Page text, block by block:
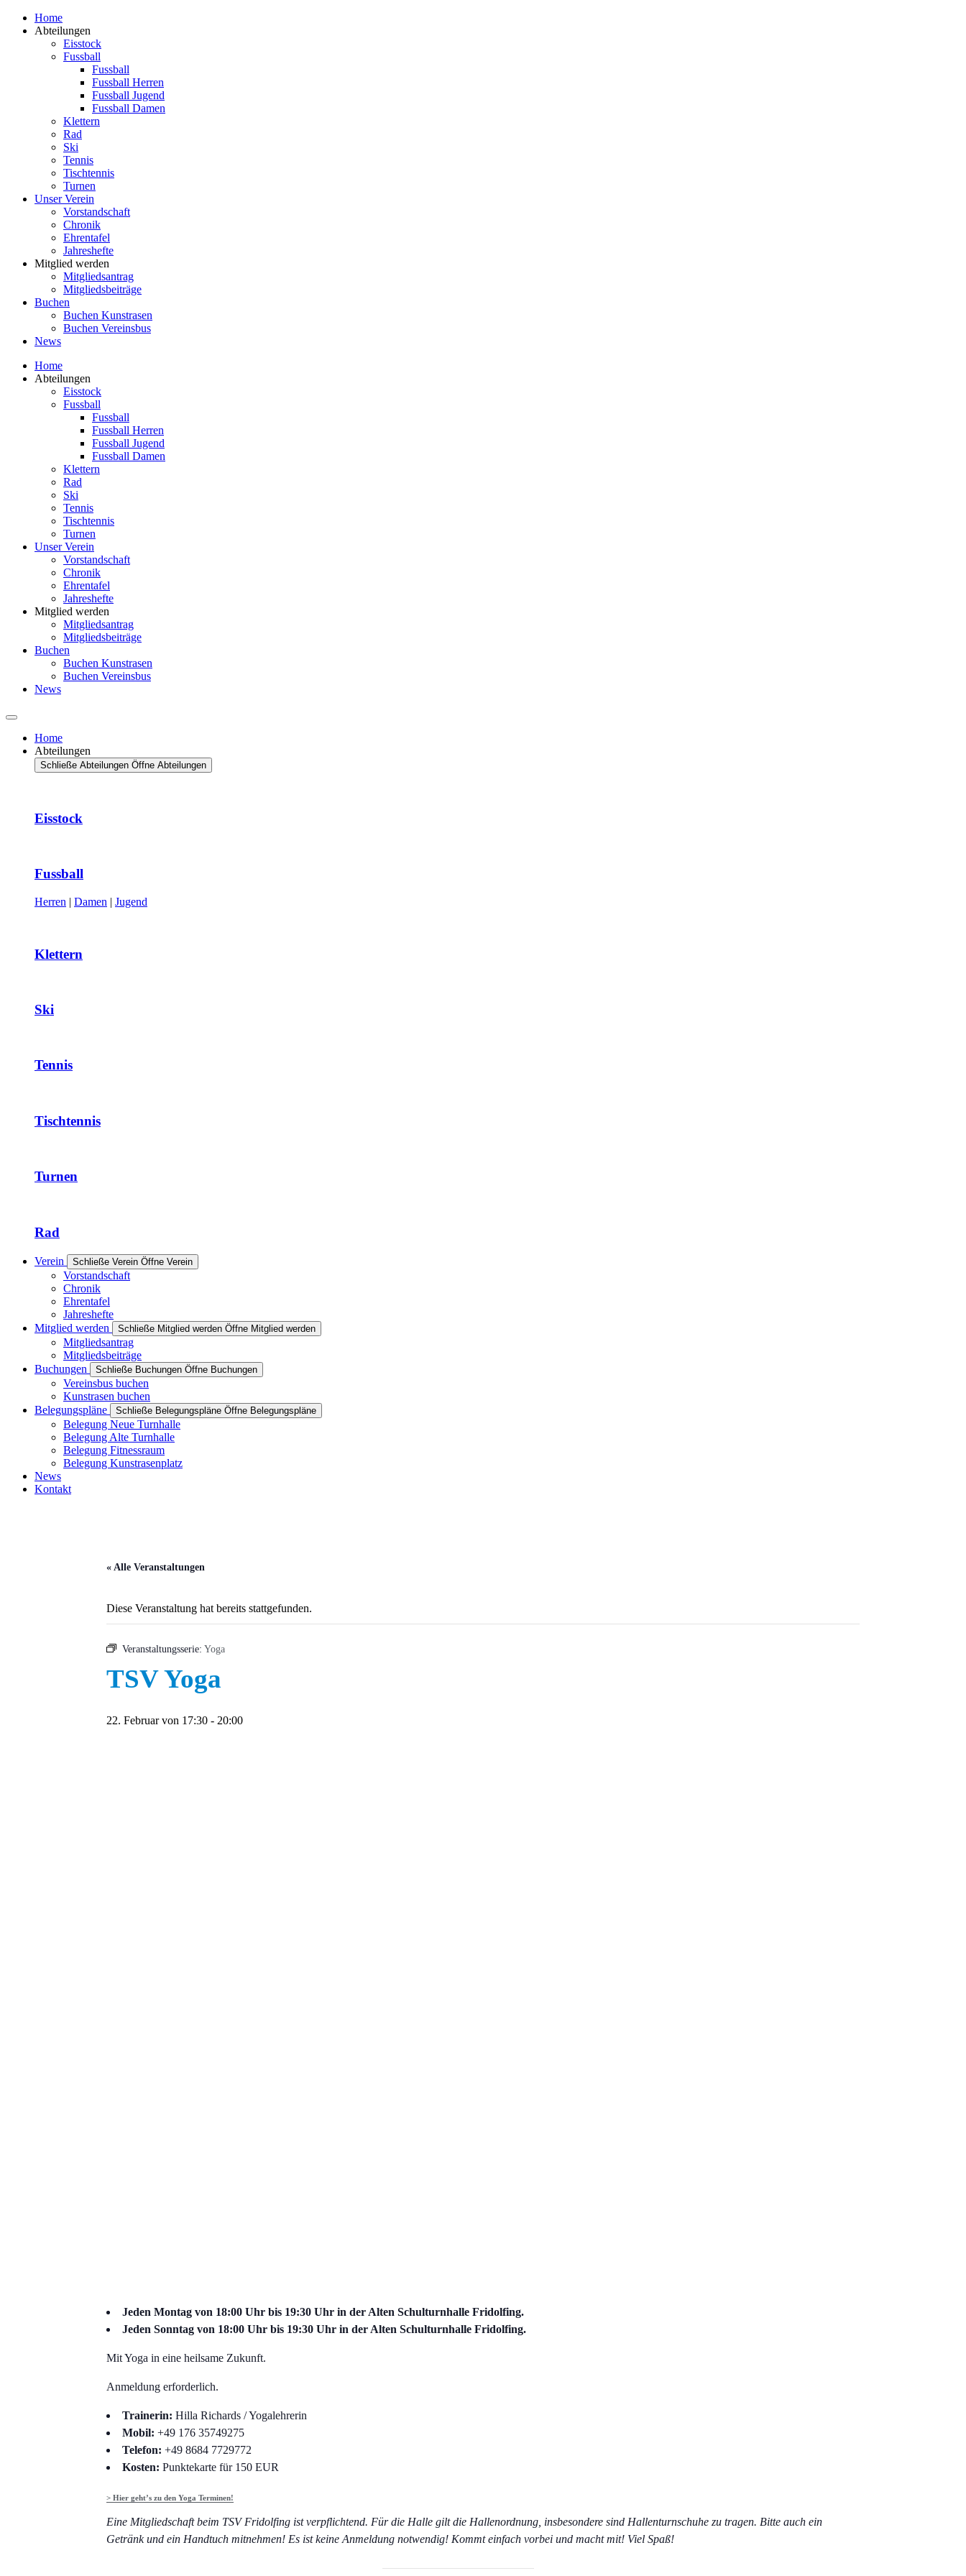
Zum
Inhalt
Home
Abteilungen
Eisstock
Fussball
Fussball
Fussball Herren
Fussball Jugend
Fussball Damen
Klettern
Rad
Ski
Tennis
Tischtennis
Turnen
Unser Verein
Vorstandschaft
Chronik
Ehrentafel
Jahreshefte
Mitglied werden
Mitgliedsantrag
Mitgliedsbeiträge
Buchen
Buchen Kunstrasen
Buchen Vereinsbus
News
Home
Abteilungen
Eisstock
Fussball
Fussball
Fussball Herren
Fussball Jugend
Fussball Damen
Klettern
Rad
Ski
Tennis
Tischtennis
Turnen
Unser Verein
Vorstandschaft
Chronik
Ehrentafel
Jahreshefte
Mitglied werden
Mitgliedsantrag
Mitgliedsbeiträge
Buchen
Buchen Kunstrasen
Buchen Vereinsbus
News
Home
Abteilungen
Schließe Abteilungen Öffne Abteilungen
Eisstock
Fussball
Herren | Damen | Jugend
Klettern
Ski
Tennis
Tischtennis
Turnen
Rad
Verein Schließe Verein Öffne Verein
Vorstandschaft
Chronik
Ehrentafel
Jahreshefte
Mitglied werden
Schließe Mitglied werden Öffne Mitglied werden
Mitgliedsantrag
Mitgliedsbeiträge
Buchungen
Schließe Buchungen Öffne Buchungen
Vereinsbus buchen
Kunstrasen buchen
Belegungspläne
Schließe Belegungspläne Öffne Belegungspläne
Belegung Neue Turnhalle
Belegung Alte Turnhalle
Belegung Fitnessraum
Belegung Kunstrasenplatz
News
Kontakt
« Alle Veranstaltungen
Diese Veranstaltung hat bereits stattgefunden.
Veranstaltungsserie: Yoga
TSV Yoga
22. Februar von 17:30 - 20:00
Jeden Montag von 18:00 Uhr bis 19:30 Uhr in der Alten Schulturnhalle Fridolfing.
Jeden Sonntag von 18:00 Uhr bis 19:30 Uhr in der Alten Schulturnhalle Fridolfing.
Mit Yoga in eine heilsame Zukunft.
Anmeldung erforderlich.
Trainerin: Hilla Richards / Yogalehrerin
Mobil: +49 176 35749275
Telefon: +49 8684 7729772
Kosten: Punktekarte für 150 EUR
> Hier geht’s zu den Yoga Terminen!
Eine Mitgliedschaft beim TSV Fridolfing ist verpflichtend. Für die Halle gilt die Hallenordnung, insbesondere sind Hallenturnschuhe zu tragen. Bitte auch ein
Getränk und ein Handtuch mitnehmen! Es ist keine Anmeldung notwendig! Kommt einfach vorbei und macht mit! Viel Spaß!